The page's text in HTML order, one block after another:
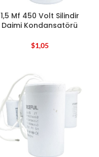
1,5 Mf 450 Volt Silindir
Daimi Kondansatörü
$1,05